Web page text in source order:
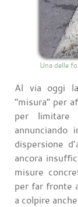
Una delle
Al via oggi
“misura” per
per limitare
annunciando
dispersione
ancora
misure
per far fronte
a colpire